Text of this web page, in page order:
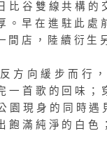
比谷雙線共構的
。早在進駐此
間店，陸續衍生
方向緩步而行
一首歌的回味；
園現身的同時
飽滿純淨的白色